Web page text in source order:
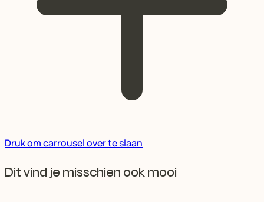
Druk om carrousel over te slaan
Dit vind je misschien ook mooi